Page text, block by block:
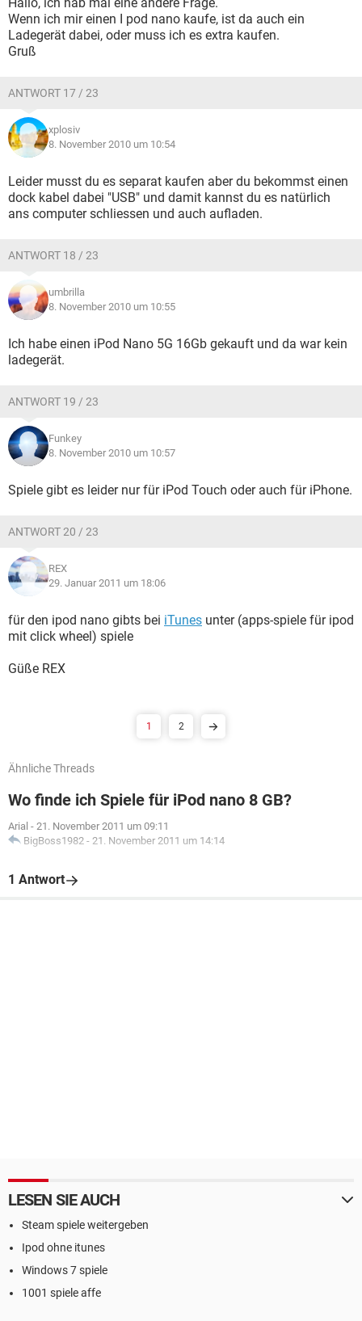
Wenn ich mir einen I pod nano kaufe, ist da auch ein
Ladegerät dabei, oder muss ich es extra kaufen.
Gruß
ANTWORT 17 / 23
xplosiv
8. November 2010 um 10:54
Leider musst du es separat kaufen aber du bekommst einen
dock kabel dabei "USB" und damit kannst du es natürlich
ans computer schliessen und auch aufladen.
ANTWORT 18 / 23
umbrilla
8. November 2010 um 10:55
Ich habe einen iPod Nano 5G 16Gb gekauft und da war kein
ladegerät.
ANTWORT 19 / 23
Funkey
8. November 2010 um 10:57
Spiele gibt es leider nur für iPod Touch oder auch für iPhone.
ANTWORT 20 / 23
REX
29. Januar 2011 um 18:06
für den ipod nano gibts bei iTunes unter (apps-spiele für ipod
mit click wheel) spiele
Güße REX
1 2
Ähnliche Threads
Wo finde ich Spiele für iPod nano 8 GB?
Arial - 21. November 2011 um 09:11
BigBoss1982 - 21. November 2011 um 14:14
1 Antwort
LESEN SIE AUCH
Steam spiele weitergeben
Ipod ohne itunes
Windows 7 spiele
1001 spiele affe